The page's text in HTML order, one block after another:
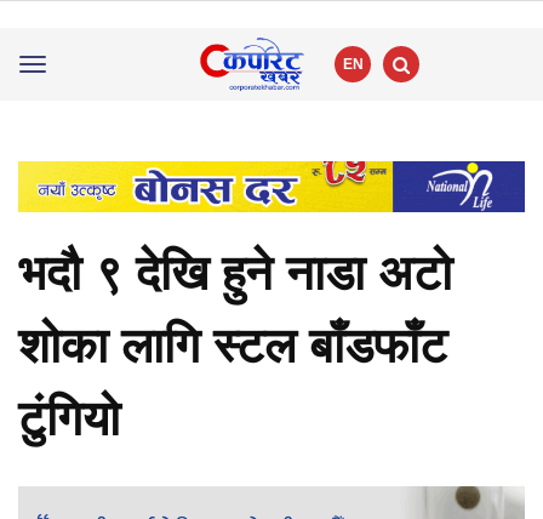
Toggle
EN
भदौ ९ देखि हुने नाडा अटो
शोका लागि स्टल बाँडफाँट
टुंगियो